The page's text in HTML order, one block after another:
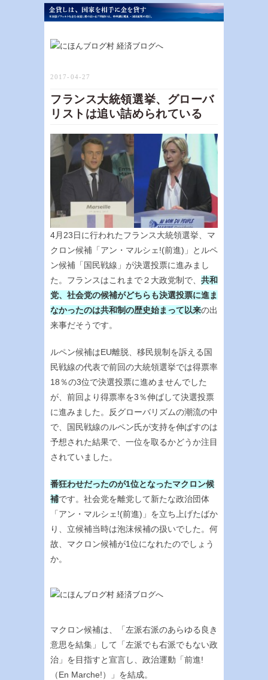
2017-04-27
フランス大統領選挙、グローバ
リストは追い詰められている
4月23日に行われたフランス大統領選挙、マ
クロン候補「アン・マルシェ!(前進)」とルペ
ン候補「国民戦線」が決選投票に進みまし
た。フランスはこれまで２大政党制で、 共和
党、社会党の候補がどちらも決選投票に進ま
なかったのは共和制の歴史始まって以来の出
来事だそうです。
ルペン候補はEU離脱、移民規制を訴える国
民戦線の代表で前回の大統領選挙では得票率
18％の3位で決選投票に進めませんでした
が、前回より得票率を3％伸ばして決選投票
に進みました。反グローバリズムの潮流の中
で、国民戦線のルペン氏が支持を伸ばすのは
予想された結果で、一位を取るかどうか注目
されていました。
番狂わせだったのが1位となったマクロン候
補です。社会党を離党して新たな政治団体
「アン・マルシェ!(前進)」を立ち上げたばか
り、立候補当時は泡沫候補の扱いでした。何
故、マクロン候補が1位になれたのでしょう
か。
マクロン候補は、「左派右派のあらゆる良き
意思を結集」して「左派でも右派でもない政
治」を目指すと宣言し、政治運動「前進!
（En Marche!）」を結成。